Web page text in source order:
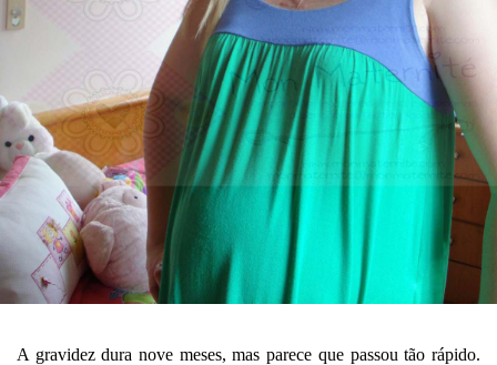
A gravidez dura nove meses, mas parece que passou tão rápido.